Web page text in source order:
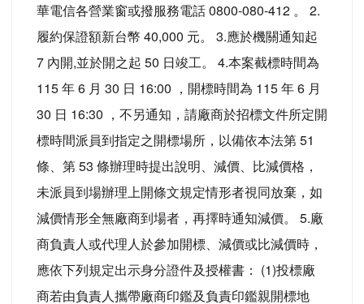
華電信各營業窗或撥服務電話 0800-080-412 。 2.
履約保證額新台幣 40,000 元。 3.應於機關通知起
7 內開,並於開之起 50 日竣工。 4.本案截標時間為
115 年 6 月 30 日 16:00 ，開標時間為 115 年 6 月
30 日 16:30 ，不另通知，請廠商於招標文件所定開
標時間派員到指定之開標場所，以備依本法第 51
條、第 53 條辦理時提出說明、減價、比減價格，
未派員到場辦理上開條文規定情形者視同放棄，如
減價情形全無廠商到場者，再擇時通知減價。 5.廠
商負責人或代理人於參加開標、減價或比減價時，
應依下列規定出示身分證件及授權書： (1)投標廠
商若由負責人攜帶廠商印鑑及負責印鑑親開標地